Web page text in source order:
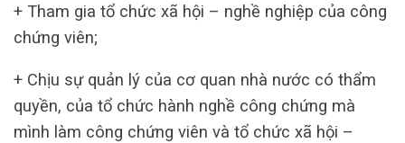
+ Tham gia tổ chức xã hội – nghề nghiệp của công
chứng viên;
+ Chịu sự quản lý của cơ quan nhà nước có thẩm
quyền, của tổ chức hành nghề công chứng mà
mình làm công chứng viên và tổ chức xã hội –